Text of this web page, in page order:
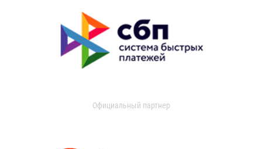
Официальный партнер